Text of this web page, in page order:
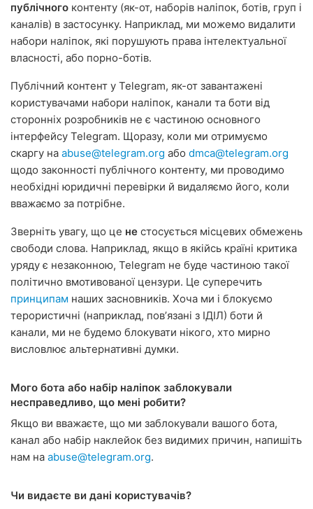
публічного контенту (як-от, наборів наліпок, ботів, груп і
каналів) в застосунку. Наприклад, ми можемо видалити
набори наліпок, які порушують права інтелектуальної
власності, або порно-ботів.
Публічний контент у Telegram, як-от завантажені
користувачами набори наліпок, канали та боти від
сторонніх розробників не є частиною основного
інтерфейсу Telegram. Щоразу, коли ми отримуємо
скаргу на abuse@telegram.org або dmca@telegram.org
щодо законності публічного контенту, ми проводимо
необхідні юридичні перевірки й видаляємо його, коли
вважаємо за потрібне.
Зверніть увагу, що це не стосується місцевих обмежень
свободи слова. Наприклад, якщо в якійсь країні критика
уряду є незаконною, Telegram не буде частиною такої
політично вмотивованої цензури. Це суперечить
принципам наших засновників. Хоча ми і блокуємо
терористичні (наприклад, повʼязані з ІДІЛ) боти й
канали, ми не будемо блокувати нікого, хто мирно
висловлює альтернативні думки.
Мого бота або набір наліпок заблокували
несправедливо, що мені робити?
Якщо ви вважаєте, що ми заблокували вашого бота,
канал або набір наклейок без видимих причин, напишіть
нам на abuse@telegram.org.
Чи видаєте ви дані користувачів?